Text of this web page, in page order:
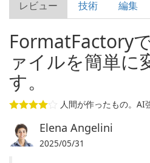
レビュー 技術 編集
FormatFactory
ァイルを簡単に
す。
人間が作ったもの。AI
Elena Angelini
2025/05/31